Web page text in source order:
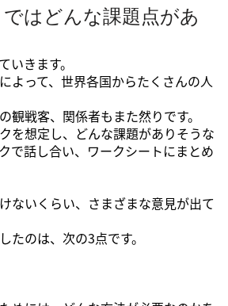
はどんな課題点があ
いきます。
よって、世界各国からたくさんの人
観戦客、関係者もまた然りです。
を想定し、どんな課題がありそうな
で話し合い、ワークシートにまとめ
ないくらい、さまざまな意見が出て
たのは、次の3点です。